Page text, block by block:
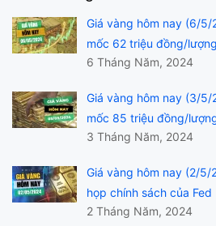
Giá vàng hôm nay (6/
mốc 62 triệu đồng/lượng
6 Tháng Năm, 2024
Giá vàng hôm nay (3/
mốc 85 triệu đồng/
3 Tháng Năm, 2024
Giá vàng hôm nay (2/5/
họp chính sách của Fed
2 Tháng Năm, 2024